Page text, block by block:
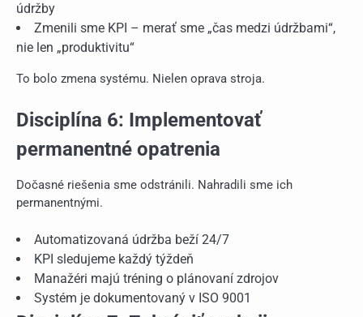
údržby
Zmenili sme KPI – merať sme „čas medzi údržbami“,
nie len „produktivitu“
To bolo zmena systému. Nielen oprava stroja.
Disciplína 6: Implementovať
permanentné opatrenia
Dočasné riešenia sme odstránili. Nahradili sme ich
permanentnými.
Automatizovaná údržba beží 24/7
KPI sledujeme každý týždeň
Manažéri majú tréning o plánovaní zdrojov
Systém je dokumentovaný v ISO 9001